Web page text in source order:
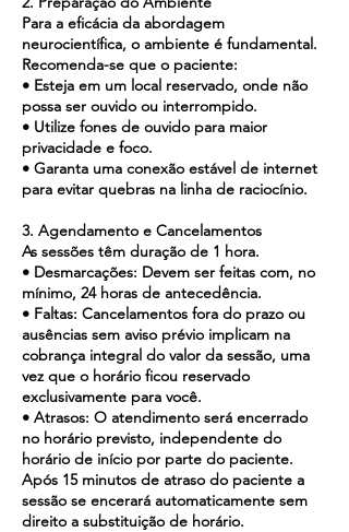
Para a eficácia da abordagem
neurocientífica, o ambiente é fundamental.
Recomenda-se que o paciente:
• Esteja em um local reservado, onde não
possa ser ouvido ou interrompido.
• Utilize fones de ouvido para maior
privacidade e foco.
• Garanta uma conexão estável de internet
para evitar quebras na linha de raciocínio.
3. Agendamento e Cancelamentos
As sessões têm duração de 1 hora.
• Desmarcações: Devem ser feitas com, no
mínimo, 24 horas de antecedência.
• Faltas: Cancelamentos fora do prazo ou
ausências sem aviso prévio implicam na
cobrança integral do valor da sessão, uma
vez que o horário ficou reservado
exclusivamente para você.
• Atrasos: O atendimento será encerrado
no horário previsto, independente do
horário de início por parte do paciente.
Após 15 minutos de atraso do paciente a
sessão se encerará automaticamente sem
direito a substituição de horário.